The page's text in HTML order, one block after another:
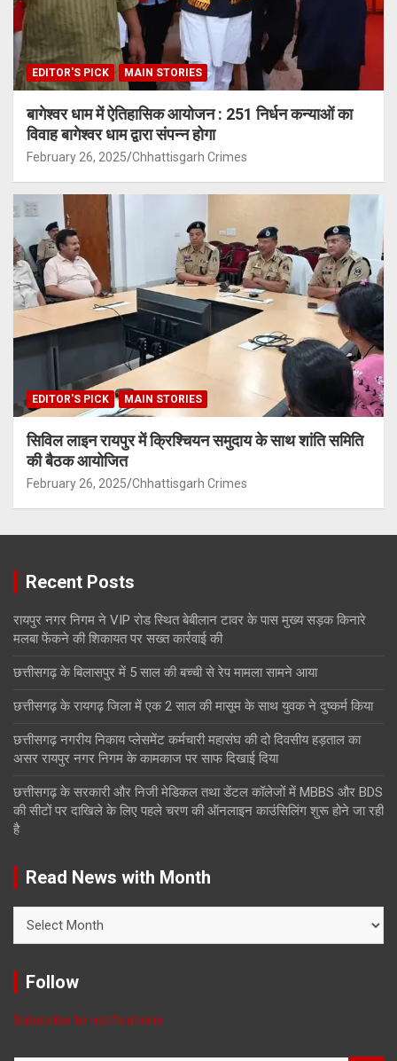
EDITOR'S PICK MAIN STORIES
बागेश्वर धाम में ऐतिहासिक आयोजन : 251 निर्धन कन्याओं का
विवाह बागेश्वर धाम द्वारा संपन्न होगा
February 26, 2025 Chhattisgarh Crimes
EDITOR'S PICK MAIN STORIES
सिविल लाइन रायपुर में क्रिश्चियन समुदाय के साथ शांति समिति
की बैठक आयोजित
February 26, 2025 Chhattisgarh Crimes
Recent Posts
रायपुर नगर निगम ने VIP रोड स्थित बेबीलान टावर के पास मुख्य सड़क किनारे
मलबा फेंकने की शिकायत पर सख्त कार्रवाई की
छत्तीसगढ़ के बिलासपुर में 5 साल की बच्ची से रेप मामला सामने आया
छत्तीसगढ़ के रायगढ़ जिला में एक 2 साल की मासूम के साथ युवक ने दुष्कर्म किया
छत्तीसगढ़ नगरीय निकाय प्लेसमेंट कर्मचारी महासंघ की दो दिवसीय हड़ताल का
असर रायपुर नगर निगम के कामकाज पर साफ दिखाई दिया
छत्तीसगढ़ के सरकारी और निजी मेडिकल तथा डेंटल कॉलेजों में MBBS और BDS
की सीटों पर दाखिले के लिए पहले चरण की ऑनलाइन काउंसिलिंग शुरू होने जा रही
है
Read News with Month
News
Month
Follow
Subscribe to notifications